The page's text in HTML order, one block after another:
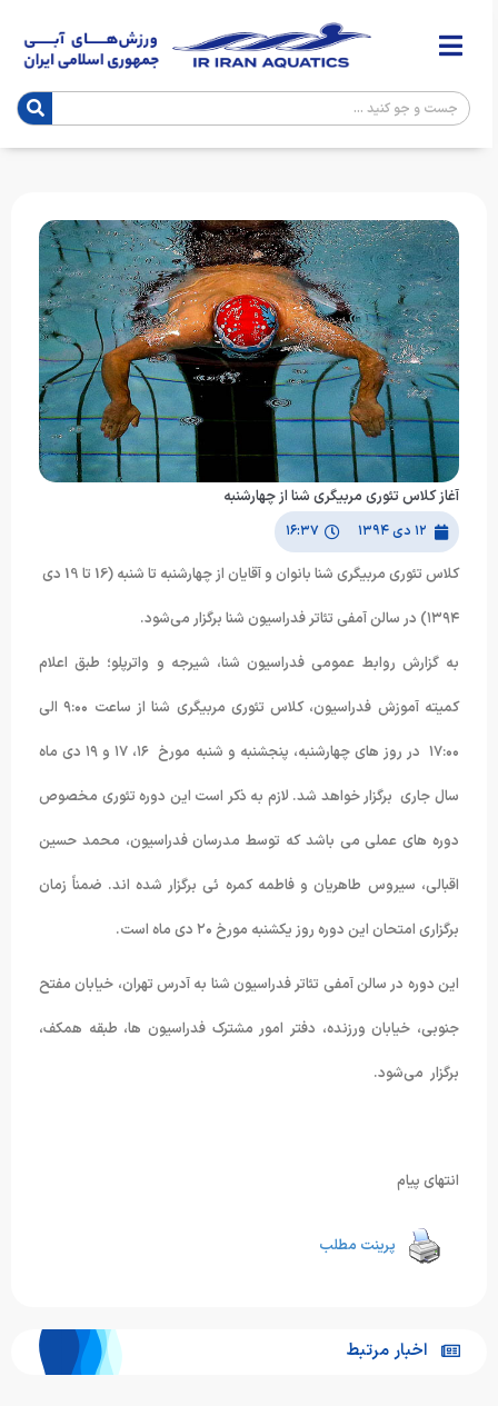
آغاز کلاس تئوری مربیگری شنا از چهارشنبه
۱۲ دی ۱۳۹۴ ۱۶:۳۷
کلاس تئوری مربیگری شنا بانوان و آقایان از چهارشنبه تا شنبه (16 تا 19 دی
۱۳۹۴) در سالن آمفی تئاتر فدراسیون شنا برگزار می‌شود.
به گزارش روابط عمومی فدراسیون شنا، شیرجه و واترپلو؛ طبق اعلام
کمیته آموزش فدراسیون، کلاس تئوری مربیگری شنا از ساعت ۹:۰۰ الی
۱۷:۰۰ در روز های چهارشنبه، پنجشنبه و شنبه مورخ ۱۶، ۱۷ و ۱۹ دی ماه
سال جاری برگزار خواهد شد. لازم به ذکر است این دوره تئوری مخصوص
دوره های عملی می باشد که توسط مدرسان فدراسیون، محمد حسین
اقبالی، سیروس طاهریان و فاطمه کمره ئی برگزار شده اند. ضمناً زمان
برگزاری امتحان این دوره روز یکشنبه مورخ ۲۰ دی ماه است.
این دوره در سالن آمفی تئاتر فدراسیون شنا به آدرس تهران، خیابان مفتح
جنوبی، خیابان ورزنده، دفتر امور مشترک فدراسیون ها، طبقه همکف،
برگزار می‌شود.
انتهای پیام
پرینت مطلب
اخبار مرتبط